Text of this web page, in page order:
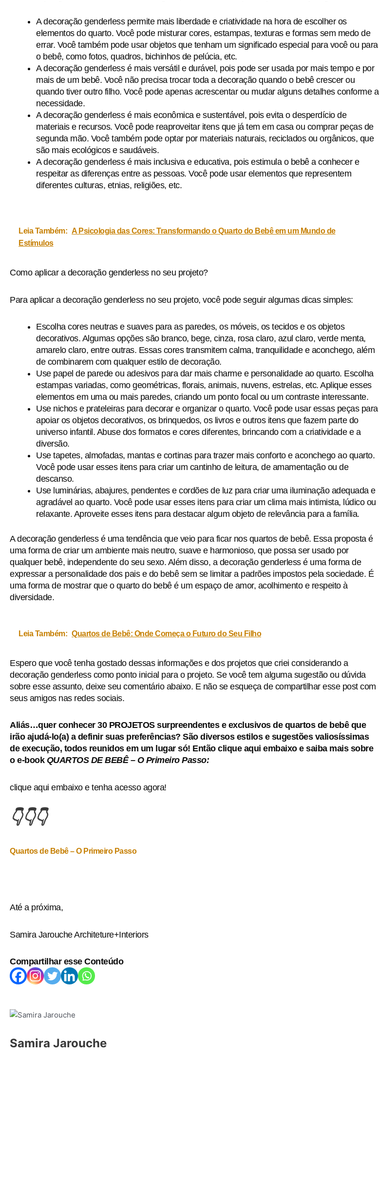
A decoração genderless permite mais liberdade e criatividade na hora de escolher os
elementos do quarto. Você pode misturar cores, estampas, texturas e formas sem medo de
errar. Você também pode usar objetos que tenham um significado especial para você ou para
o bebê, como fotos, quadros, bichinhos de pelúcia, etc.
A decoração genderless é mais versátil e durável, pois pode ser usada por mais tempo e por
mais de um bebê. Você não precisa trocar toda a decoração quando o bebê crescer ou
quando tiver outro filho. Você pode apenas acrescentar ou mudar alguns detalhes conforme a
necessidade.
A decoração genderless é mais econômica e sustentável, pois evita o desperdício de
materiais e recursos. Você pode reaproveitar itens que já tem em casa ou comprar peças de
segunda mão. Você também pode optar por materiais naturais, reciclados ou orgânicos, que
são mais ecológicos e saudáveis.
A decoração genderless é mais inclusiva e educativa, pois estimula o bebê a conhecer e
respeitar as diferenças entre as pessoas. Você pode usar elementos que representem
diferentes culturas, etnias, religiões, etc.
Leia Também: A Psicologia das Cores: Transformando o Quarto do Bebê em um Mundo de
Estímulos
Como aplicar a decoração genderless no seu projeto?
Para aplicar a decoração genderless no seu projeto, você pode seguir algumas dicas simples:
Escolha cores neutras e suaves para as paredes, os móveis, os tecidos e os objetos
decorativos. Algumas opções são branco, bege, cinza, rosa claro, azul claro, verde menta,
amarelo claro, entre outras. Essas cores transmitem calma, tranquilidade e aconchego, além
de combinarem com qualquer estilo de decoração.
Use papel de parede ou adesivos para dar mais charme e personalidade ao quarto. Escolha
estampas variadas, como geométricas, florais, animais, nuvens, estrelas, etc. Aplique esses
elementos em uma ou mais paredes, criando um ponto focal ou um contraste interessante.
Use nichos e prateleiras para decorar e organizar o quarto. Você pode usar essas peças para
apoiar os objetos decorativos, os brinquedos, os livros e outros itens que fazem parte do
universo infantil. Abuse dos formatos e cores diferentes, brincando com a criatividade e a
diversão.
Use tapetes, almofadas, mantas e cortinas para trazer mais conforto e aconchego ao quarto.
Você pode usar esses itens para criar um cantinho de leitura, de amamentação ou de
descanso.
Use luminárias, abajures, pendentes e cordões de luz para criar uma iluminação adequada e
agradável ao quarto. Você pode usar esses itens para criar um clima mais intimista, lúdico ou
relaxante. Aproveite esses itens para destacar algum objeto de relevância para a família.
A decoração genderless é uma tendência que veio para ficar nos quartos de bebê. Essa proposta é
uma forma de criar um ambiente mais neutro, suave e harmonioso, que possa ser usado por
qualquer bebê, independente do seu sexo. Além disso, a decoração genderless é uma forma de
expressar a personalidade dos pais e do bebê sem se limitar a padrões impostos pela sociedade. É
uma forma de mostrar que o quarto do bebê é um espaço de amor, acolhimento e respeito à
diversidade.
Leia Também: Quartos de Bebê: Onde Começa o Futuro do Seu Filho
Espero que você tenha gostado dessas informações e dos projetos que criei considerando a
decoração genderless como ponto inicial para o projeto. Se você tem alguma sugestão ou dúvida
sobre esse assunto, deixe seu comentário abaixo. E não se esqueça de compartilhar esse post com
seus amigos nas redes sociais.
Aliás…quer conhecer 30 PROJETOS surpreendentes e exclusivos de quartos de bebê que
irão ajudá-lo(a) a definir suas preferências? São diversos estilos e sugestões valiosíssimas
de execução, todos reunidos em um lugar só! Então clique aqui embaixo e saiba mais sobre
o e-book QUARTOS DE BEBÊ – O Primeiro Passo:
clique aqui embaixo e tenha acesso agora!
👇👇👇
Quartos de Bebê – O Primeiro Passo
Até a próxima,
Samira Jarouche Architeture+Interiors
Compartilhar esse Conteúdo
Samira Jarouche